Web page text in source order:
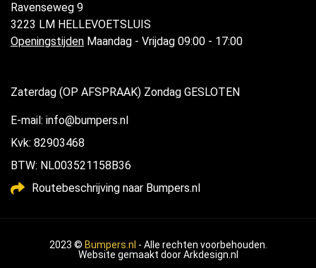
Ravenseweg 9
3223 LM HELLEVOETSLUIS
Openingstijden Maandag - Vrijdag 09:00 - 17:00
Zaterdag (OP AFSPRAAK) Zondag GESLOTEN
E-mail: info@bumpers.nl
Kvk: 82903468
BTW: NL003521158B36
Routebeschrijving naar Bumpers.nl
2023 © Bumpers.nl - Alle rechten voorbehouden.
Website gemaakt doorArkdesign.nl